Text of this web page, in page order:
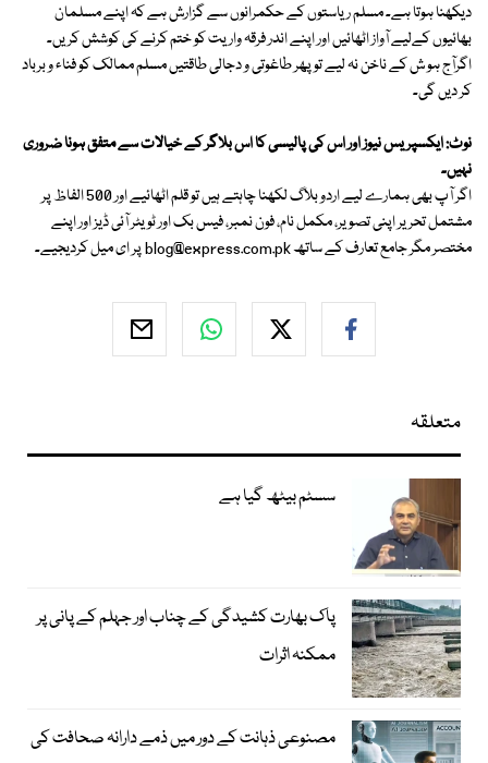
دیکھنا ہوتا ہے۔ مسلم ریاستوں کے حکمرانوں سے گزارش ہے کہ اپنے مسلمان
بھائیوں کےلیے آواز اٹھائیں اور اپنے اندر فرقہ واریت کو ختم کرنے کی کوشش کریں۔
اگرآج ہو ش کے ناخن نہ لیے تو پھر طاغوتی و دجالی طاقتیں مسلم ممالک کو فناء و برباد
کر دیں گی۔
نوٹ: ایکسپریس نیوز اور اس کی پالیسی کا اس بلاگر کے خیالات سے متفق ہونا ضروری
نہیں۔
اگر آپ بھی ہمارے لیے اردو بلاگ لکھنا چاہتے ہیں تو قلم اٹھائیے اور 500 الفاظ پر
مشتمل تحریر اپنی تصویر، مکمل نام، فون نمبر، فیس بک اور ٹویٹر آئی ڈیز اور اپنے
مختصر مگر جامع تعارف کے ساتھblog@express.com.pkپر ای میل کردیجیے۔
متعلقہ
سسٹم بیٹھ گیا ہے
پاک بھارت کشیدگی کے چناب اور جہلم کے پانی پر
ممکنہ اثرات
مصنوعی ذہانت کے دور میں ذمے دارانہ صحافت کی